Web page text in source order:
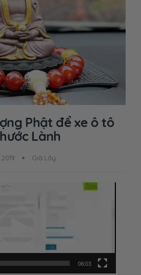
Phật để xe ô tô
Lành
Già Lầy
06:03